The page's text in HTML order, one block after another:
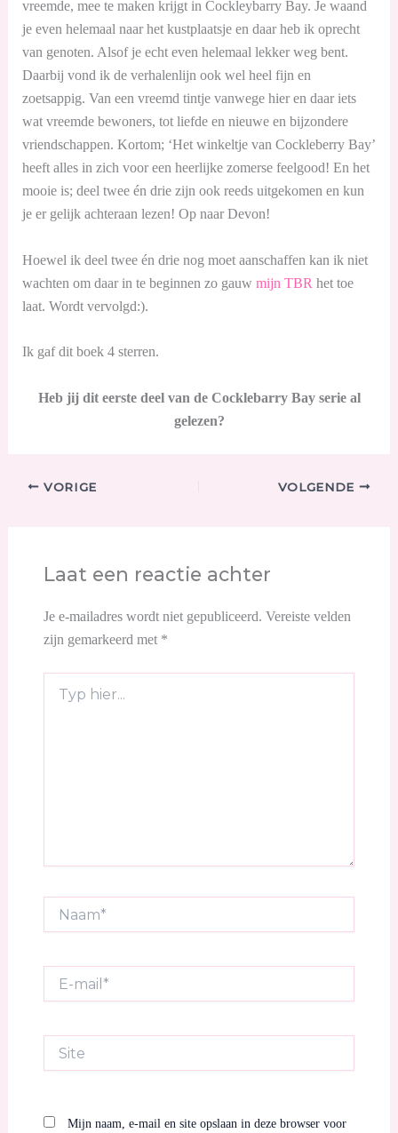
vreemde, mee te maken krijgt in Cockleybarry Bay. Je waand
je even helemaal naar het kustplaatsje en daar heb ik oprecht
van genoten. Alsof je echt even helemaal lekker weg bent.
Daarbij vond ik de verhalenlijn ook wel heel fijn en
zoetsappig. Van een vreemd tintje vanwege hier en daar iets
wat vreemde bewoners, tot liefde en nieuwe en bijzondere
vriendschappen. Kortom; ‘Het winkeltje van Cockleberry Bay’
heeft alles in zich voor een heerlijke zomerse feelgood! En het
mooie is; deel twee én drie zijn ook reeds uitgekomen en kun
je er gelijk achteraan lezen! Op naar Devon!
Hoewel ik deel twee én drie nog moet aanschaffen kan ik niet
wachten om daar in te beginnen zo gauw mijn TBR het toe
laat. Wordt vervolgd:).
Ik gaf dit boek 4 sterren.
Heb jij dit eerste deel van de Cocklebarry Bay serie al
gelezen?
VORIGE VOLGENDE
Laat een reactie achter
Je e-mailadres wordt niet gepubliceerd. Vereiste velden
zijn gemarkeerd met *
hier...
mail*
Mijn naam, e-mail en site opslaan in deze browser voor